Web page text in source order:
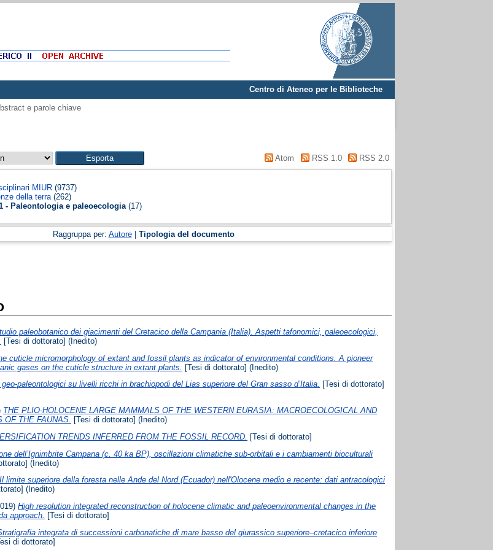
Centro di Ateneo per le Biblioteche
e parole chiave
Atom RSS 1.0 RSS 2.0
MIUR (9737)
della terra (262)
- Paleontologia e paleoecologia (17)
Raggruppa per: Autore| Tipologia del documento
paleobotanico dei giacimenti del Cretacico della Campania (Italia). Aspetti tafonomici, paleoecologici,
[Tesi di dottorato] (Inedito)
cuticle micromorphology of extant and fossil plants as indicator of environmental conditions. A pioneer
gases on the cuticle structure in extant plants.
[Tesi di dottorato] (Inedito)
paleontologici su livelli ricchi in brachiopodi del Lias superiore del Gran sasso d’Italia. [Tesi di dottorato]
THE PLIO-HOLOCENE LARGE MAMMALS OF THE WESTERN EURASIA: MACROECOLOGICAL AND
OF THE FAUNAS. [Tesi di dottorato] (Inedito)
TRENDS INFERRED FROM THE FOSSIL RECORD.
[Tesi di dottorato]
dell’Ignimbrite Campana (c. 40 ka BP), oscillazioni climatiche sub-orbitali e i cambiamenti bioculturali
(Inedito)
Il limite superiore della foresta nelle Ande del Nord (Ecuador) nell'Olocene medio e recente: dati antracologici
(Inedito)
High resolution integrated reconstruction of holocene climatic and paleoenvironmental changes in the
approach. [Tesi di dottorato]
integrata di successioni carbonatiche di mare basso del giurassico superiore–cretacico inferiore
di dottorato]